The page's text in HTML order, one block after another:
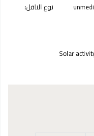
نوع الناقل:
Solar